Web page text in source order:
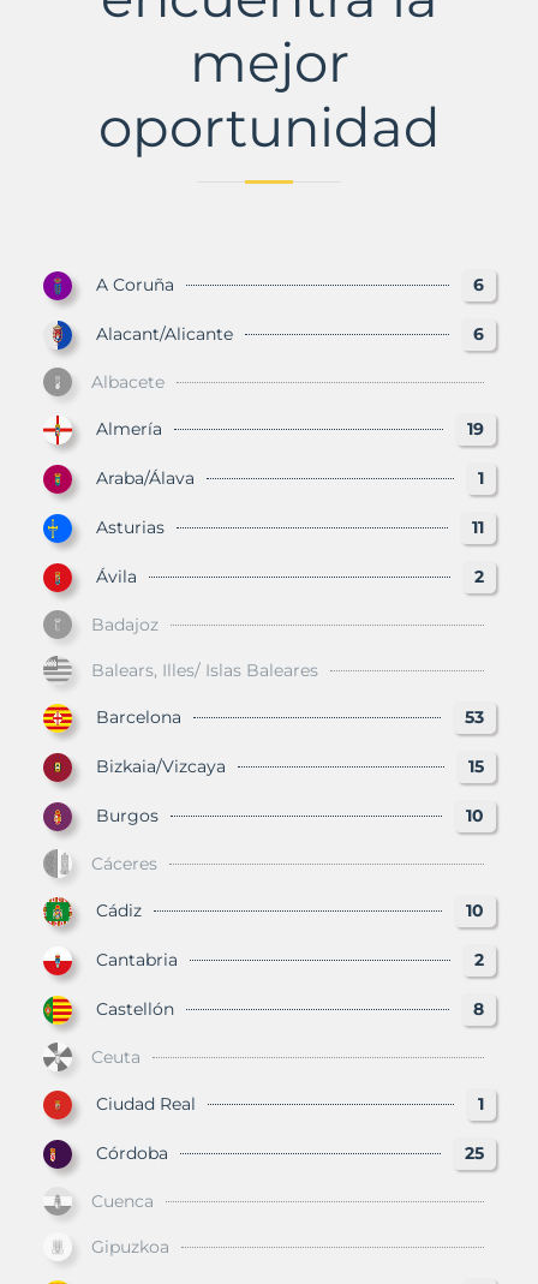
mejor
oportunidad
A Coruña 6
Alacant/Alicante 6
Albacete
Almería 19
Araba/Álava 1
Asturias 11
Ávila 2
Badajoz
Balears, Illes/ Islas Baleares
Barcelona 53
Bizkaia/Vizcaya 15
Burgos 10
Cáceres
Cádiz 10
Cantabria 2
Castellón 8
Ceuta
Ciudad Real 1
Córdoba 25
Cuenca
Gipuzkoa